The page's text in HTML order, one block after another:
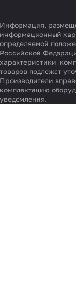
Информация,
информационный
определяемой
Российской
характеристики,
товаров подлежат
Производители
комплектацию
уведомления.